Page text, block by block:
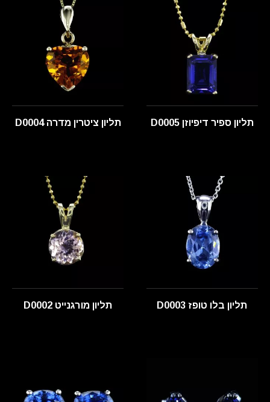
תליון ספיר דיפיוזן D0005 תליון ציטרין מדרה D0004
תליון בלו טופז D0003 תליון מורגנייט D0002